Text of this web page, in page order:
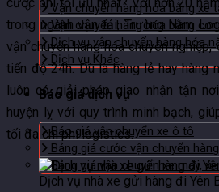
Vận chuyển hàng hóa bằng xe
Vận chuyển hàng hóa bằng
Dịch vụ vận chuyển hàng hóa
Dịch vụ Khác
Báo giá dịch vụ
Báo giá vận chuyển xe ô tô
Bảng giá cước vận chuyển
Bảng giá vận chuyển xe máy,
trong ngành vận tải, Trường Nam
vận chuyển hàng hóa chuyên
tiến độ 24h. Dù là hàng lẻ hay hàng
luôn có giải pháp giao nhận tận
huyện lỵ với quy trình minh bạch,
tối đa chi phí logistics.
Dịch vụ nhà xe gửi hàng đi